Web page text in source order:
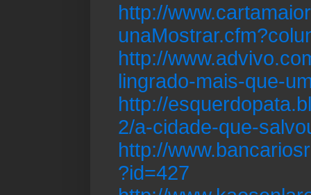
http://
http://
lingrado-mais-que-
http://
2/a-cidade-que-
http://
?id=427